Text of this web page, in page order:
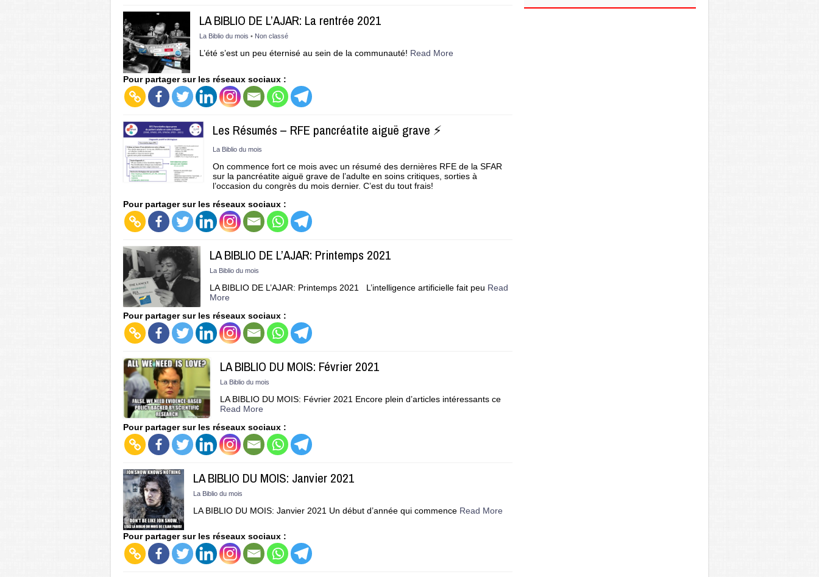
LA BIBLIO DE L’AJAR: La rentrée 2021
La Biblio du mois • Non classé
L’été s’est un peu éternisé au sein de la communauté! Read More
Pour partager sur les réseaux sociaux :
Les Résumés – RFE pancréatite aiguë grave ⚡️
La Biblio du mois
On commence fort ce mois avec un résumé des dernières RFE de la SFAR
sur la pancréatite aiguë grave de l’adulte en soins critiques, sorties à
l’occasion du congrès du mois dernier. C’est du tout frais!
Pour partager sur les réseaux sociaux :
LA BIBLIO DE L’AJAR: Printemps 2021
La Biblio du mois
LA BIBLIO DE L’AJAR: Printemps 2021 L’intelligence artificielle fait peu Read
More
Pour partager sur les réseaux sociaux :
LA BIBLIO DU MOIS: Février 2021
La Biblio du mois
LA BIBLIO DU MOIS: Février 2021 Encore plein d’articles intéressants ce
Read More
Pour partager sur les réseaux sociaux :
LA BIBLIO DU MOIS: Janvier 2021
La Biblio du mois
LA BIBLIO DU MOIS: Janvier 2021 Un début d’année qui commence Read More
Pour partager sur les réseaux sociaux :